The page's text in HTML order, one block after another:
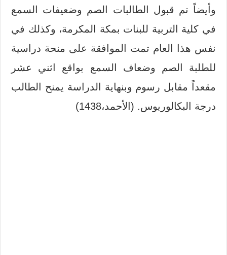
وأيضاً تم قبول الطالبات الصم وضعيفات السمع
في كلية التربية للبنات بمكة المكرمة، وكذلك في
نفس هذا العام تمت الموافقة على منحة دراسية
للطلبة الصم وضعاف السمع بواقع اثني عشر
مقعداً مقابل رسوم وبنهاية الدراسة يمنح الطالب
درجة البكالوريوس. (الأحمد،1438)